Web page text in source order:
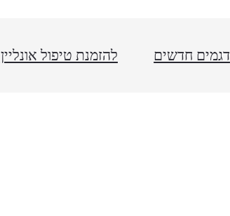
דגמים חדשים להזמנת טיפול אונליין